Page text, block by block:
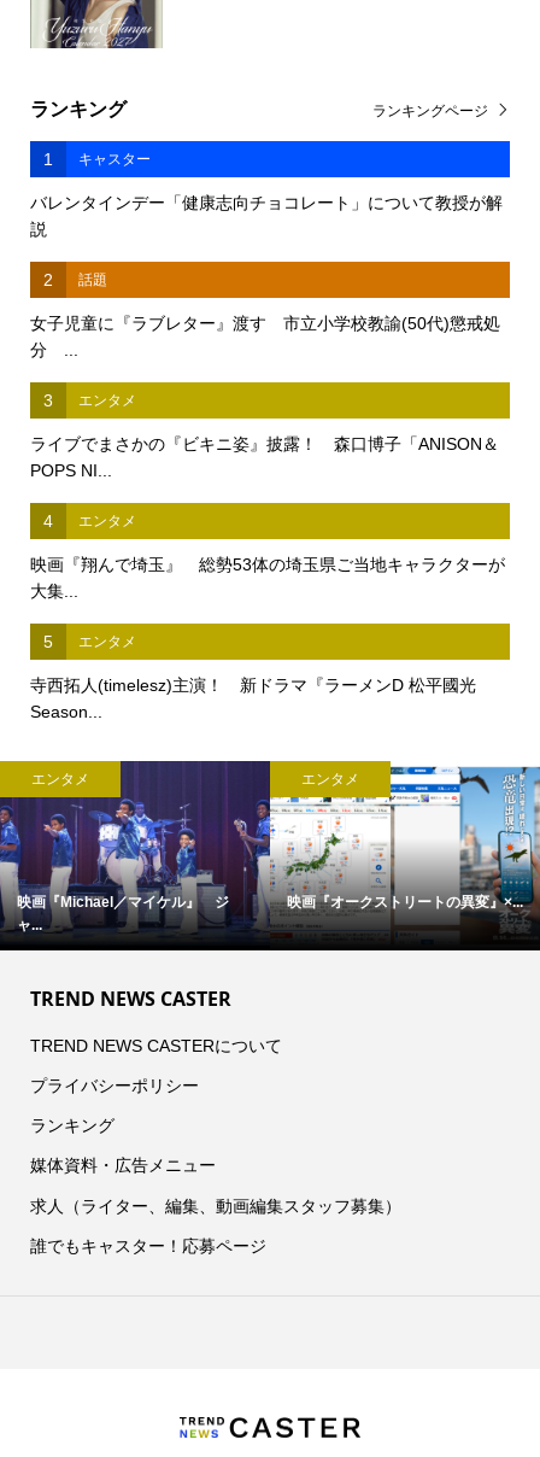
ランキング
1 キャスター
バレンタインデー「健康志向チョコレート」について教授が解
説
2 話題
女子児童に『ラブレター』渡す 市立小学校教諭(50代)懲戒処
分 ...
3 エンタメ
ライブでまさかの『ビキニ姿』披露！ 森口博子「ANISON＆
POPS NI...
4 エンタメ
映画『翔んで埼玉』 総勢53体の埼玉県ご当地キャラクターが
大集...
5 エンタメ
寺西拓人(timelesz)主演！ 新ドラマ『ラーメンD 松平國光
Season...
ランキングページ
エンタメ
映画『Michael／マイケル』 ジ
ャ...
エンタメ
映画『オークストリートの異変』×...
TREND NEWS CASTER
TREND NEWS CASTERについて
プライバシーポリシー
ランキング
媒体資料・広告メニュー
求人（ライター、編集、動画編集スタッフ募集）
誰でもキャスター！応募ページ